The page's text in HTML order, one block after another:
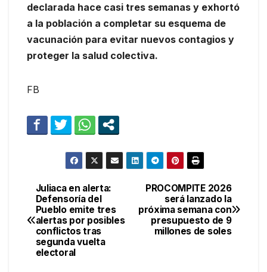
declarada hace casi tres semanas y exhortó
a la población a completar su esquema de
vacunación para evitar nuevos contagios y
proteger la salud colectiva.
FB
Navegación
de
entradas
PROCOMPITE 2026
será lanzado la
próxima semana con
presupuesto de 9
millones de soles
Juliaca en alerta:
Defensoría del
Pueblo emite tres
alertas por posibles
conflictos tras
segunda vuelta
electoral